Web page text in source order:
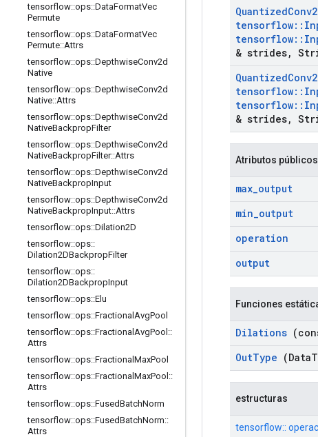
tensorflow::ops::DataFormatVec
Permute
tensorflow::ops::DataFormatVec
Permute::Attrs
tensorflow::ops::DepthwiseConv2d
Native
tensorflow::ops::DepthwiseConv2d
Native::Attrs
tensorflow::ops::DepthwiseConv2d
NativeBackpropFilter
tensorflow::ops::DepthwiseConv2d
NativeBackpropFilter::Attrs
tensorflow::ops::DepthwiseConv2d
NativeBackpropInput
tensorflow::ops::DepthwiseConv2d
NativeBackpropInput::Attrs
tensorflow::ops::Dilation2D
tensorflow::ops::
Dilation2DBackpropFilter
tensorflow::ops::
Dilation2DBackpropInput
tensorflow::ops::Elu
tensorflow::ops::Fractional AvgPool
tensorflow::ops::Fractional AvgPool ::
Attrs
tensorflow::ops::Fractional MaxPool
tensorflow::ops::Fractional MaxPool ::
Attrs
tensorflow::ops::FusedBatchNorm
tensorflow::ops::FusedBatchNorm::
Attrs
Quantized
tensorflow::
tensorflow::
& strides,
Quantized
tensorflow::
tensorflow::
& strides,
Atributos públicos
max_output
min_output
operation
output
Funciones
Dilations
OutType (Data
estructuras
tensorflow::